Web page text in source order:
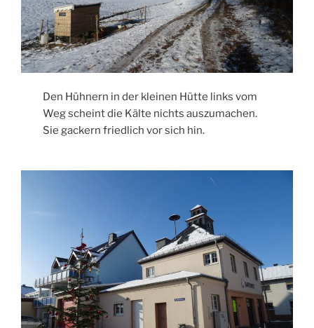
Den Hühnern in der kleinen Hütte links vom
Weg scheint die Kälte nichts auszumachen.
Sie gackern friedlich vor sich hin.